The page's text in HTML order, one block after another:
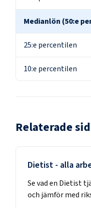
Medianlön (50:e
25:e percentilen
10:e percentilen
Relaterade
Dietist - alla
Se vad en Dietist
och jämför med